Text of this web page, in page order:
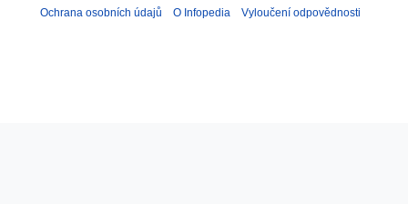
Ochrana osobních údajů O Infopedia Vyloučení odpovědnosti